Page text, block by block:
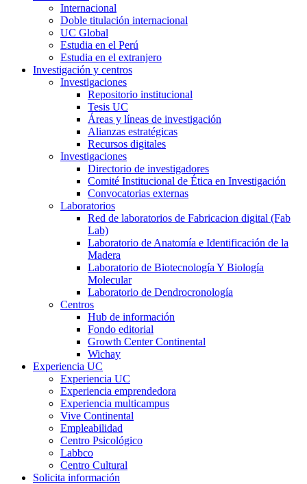
Internacional
Doble titulación internacional
UC Global
Estudia en el Perú
Estudia en el extranjero
Investigación y centros
Investigaciones
Repositorio institucional
Tesis UC
Áreas y líneas de investigación
Alianzas estratégicas
Recursos digitales
Investigaciones
Directorio de investigadores
Comité Institucional de Ética en Investigación
Convocatorias externas
Laboratorios
Red de laboratorios de Fabricacion digital (Fab
Lab)
Laboratorio de Anatomía e Identificación de la
Madera
Laboratorio de Biotecnología Y Biología
Molecular
Laboratorio de Dendrocronología
Centros
Hub de información
Fondo editorial
Growth Center Continental
Wichay
Experiencia UC
Experiencia UC
Experiencia emprendedora
Experiencia multicampus
Vive Continental
Empleabilidad
Centro Psicológico
Labbco
Centro Cultural
Solicita información